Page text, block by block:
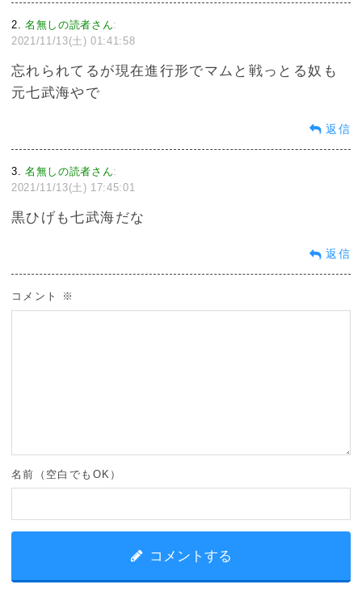
2 名無しの読者さん:
2021/11/13(土) 01:41:58
忘れられてるが現在進行形でマムと戦っとる奴も
元七武海やで
返信
3 名無しの読者さん:
2021/11/13(土) 17:45:01
黒ひげも七武海だな
返信
コメント ※
名前（空白でもOK）